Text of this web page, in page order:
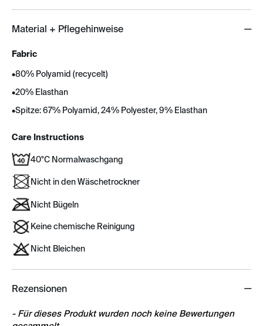
Material + Pflegehinweise
Fabric
•80% Polyamid (recycelt)
•20% Elasthan
•Spitze: 67% Polyamid, 24% Polyester, 9% Elasthan
Care Instructions
40°C Normalwaschgang
Nicht in den Wäschetrockner
Nicht Bügeln
Keine chemische Reinigung
Nicht Bleichen
Rezensionen
- Für dieses Produkt wurden noch keine Bewertungen
New content loaded